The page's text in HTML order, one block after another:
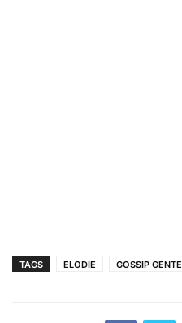
TAGS ELODIE GOSSIP